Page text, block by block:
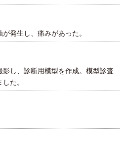
発生し、痛みがあった。
し、診断用模型を作成。模型診査
た。